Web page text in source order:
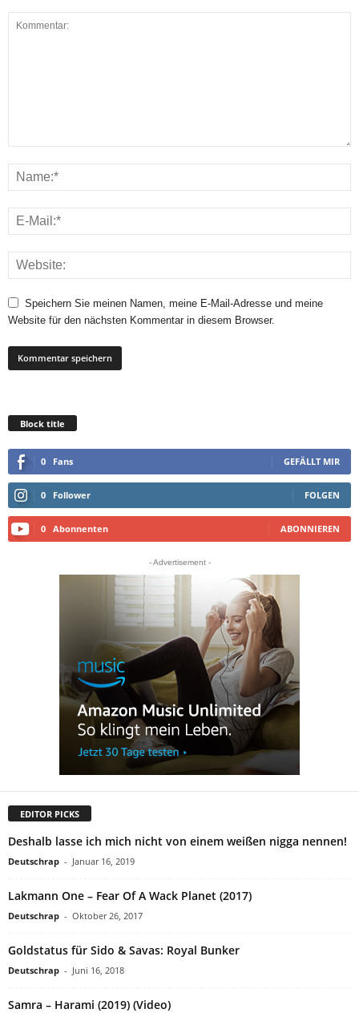
Speichern Sie meinen Namen, meine E-Mail-Adresse und meine
Website für den nächsten Kommentar in diesem Browser.
Block title
0 Fans GEFÄLLT MIR
0 Follower FOLGEN
0 Abonnenten ABONNIEREN
- Advertisement -
EDITOR PICKS
Deshalb lasse ich mich nicht von einem weißen nigga nennen!
Deutschrap - Januar 16, 2019
Lakmann One – Fear Of A Wack Planet (2017)
Deutschrap - Oktober 26, 2017
Goldstatus für Sido & Savas: Royal Bunker
Deutschrap - Juni 16, 2018
Samra – Harami (2019) (Video)